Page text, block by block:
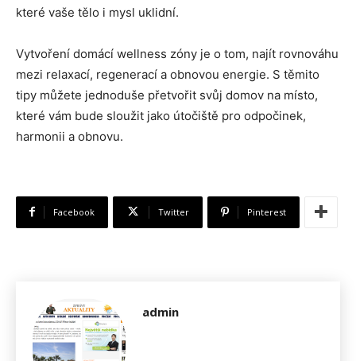
které vaše tělo i mysl uklidní.
Vytvoření domácí wellness zóny je o tom, najít rovnováhu
mezi relaxací, regenerací a obnovou energie. S těmito
tipy můžete jednoduše přetvořit svůj domov na místo,
které vám bude sloužit jako útočiště pro odpočinek,
harmonii a obnovu.
Facebook Twitter Pinterest
admin